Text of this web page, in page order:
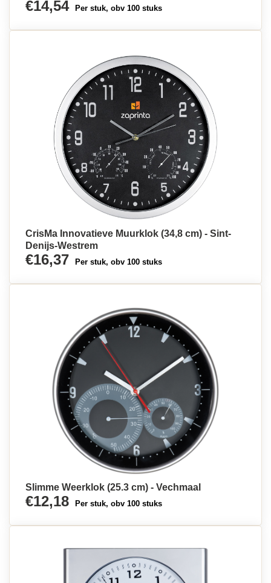
€14,54 Per stuk, obv 100 stuks
CrisMa Innovatieve Muurklok (34,8 cm) - Sint-
Denijs-Westrem
€16,37 Per stuk, obv 100 stuks
Slimme Weerklok (25.3 cm) - Vechmaal
€12,18 Per stuk, obv 100 stuks